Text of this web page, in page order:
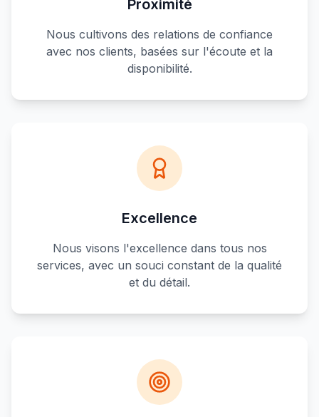
Proximité
Nous cultivons des relations de confiance
avec nos clients, basées sur l'écoute et la
disponibilité.
Excellence
Nous visons l'excellence dans tous nos
services, avec un souci constant de la qualité
et du détail.